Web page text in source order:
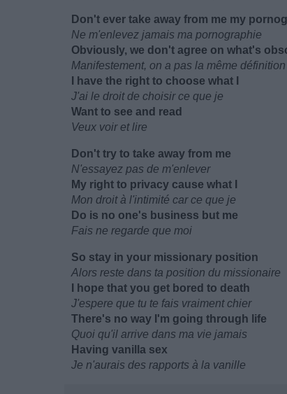
Don't ever take away from me my
Ne m'enlevez jamais ma pornographie
Obviously, we don't agree on what's
Manifestement, on a pas la même
I have the right to choose what I
J'ai le droit de choisir ce que je
Want to see and read
Veux voir et lire
Don't try to take away from me
N'essayez pas de m'enlever
My right to privacy cause what I
Mon droit à l'intimité car ce que je
Do is no one's business but me
Fais ne regarde que moi
So stay in your missionary position
Alors reste dans ta position du missionaire
I hope that you get bored to death
J'espere que tu te fais vraiment chier
There's no way I'm going through life
Quoi qu'il arrive dans ma vie jamais
Having vanilla sex
Je n'aurais des rapports à la vanille